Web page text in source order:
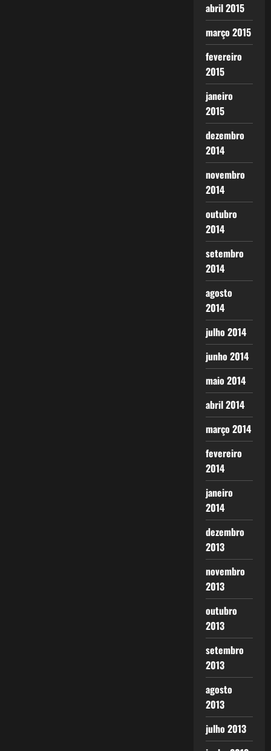
abril 2015
março 2015
fevereiro
2015
janeiro
2015
dezembro
2014
novembro
2014
outubro
2014
setembro
2014
agosto
2014
julho 2014
junho 2014
maio 2014
abril 2014
março 2014
fevereiro
2014
janeiro
2014
dezembro
2013
novembro
2013
outubro
2013
setembro
2013
agosto
2013
julho 2013